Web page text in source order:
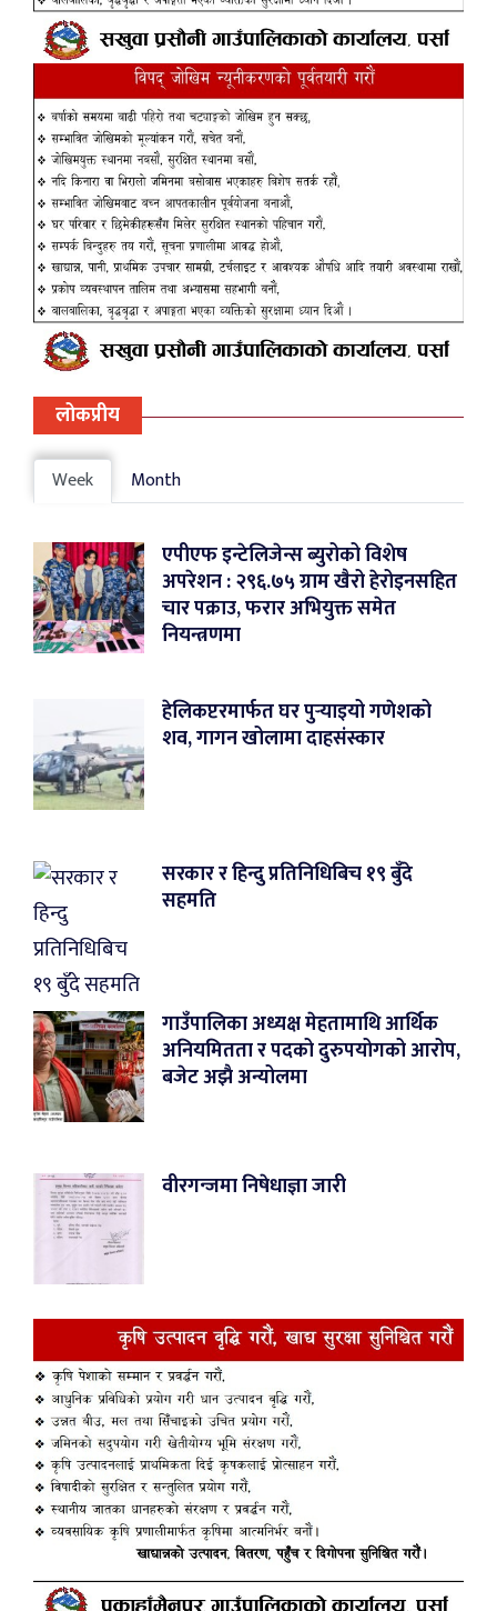
लोकप्रीय
Week Month
एपीएफ इन्टेलिजेन्स ब्युरोको विशेष
अपरेशन : २९६.७५ ग्राम खैरो हेरोइनसहित
चार पक्राउ, फरार अभियुक्त समेत
नियन्त्रणमा
हेलिकप्टरमार्फत घर पुर्‍याइयो गणेशको
शव, गागन खोलामा दाहसंस्कार
सरकार र हिन्दु प्रतिनिधिबिच १९ बुँदे
सहमति
गाउँपालिका अध्यक्ष मेहतामाथि आर्थिक
अनियमितता र पदको दुरुपयोगको आरोप,
बजेट अझै अन्योलमा
वीरगन्जमा निषेधाज्ञा जारी